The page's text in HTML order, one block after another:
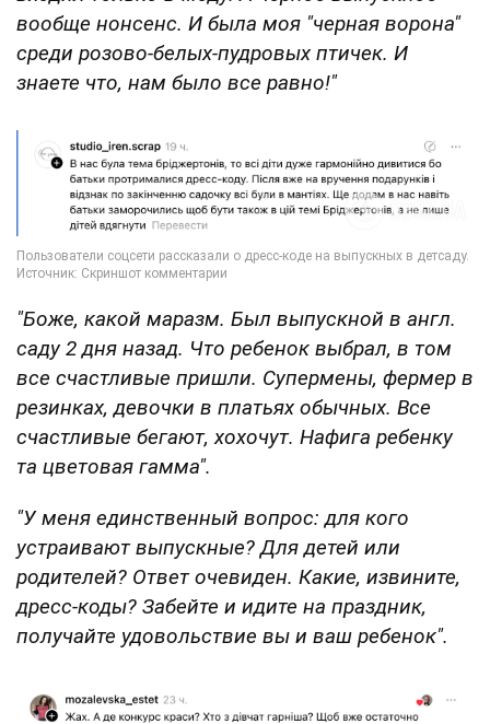
вообще нонсенс. И была моя "черная ворона"
среди розово-белых-пудровых птичек. И
знаете что, нам было все равно!"
"Боже, какой маразм. Был выпускной в англ.
саду 2 дня назад. Что ребенок выбрал, в том
все счастливые пришли. Супермены, фермер в
резинках, девочки в платьях обычных. Все
счастливые бегают, хохочут. Нафига ребенку
та цветовая гамма".
"У меня единственный вопрос: для кого
устраивают выпускные? Для детей или
родителей? Ответ очевиден. Какие, извините,
дресс-коды? Забейте и идите на праздник,
получайте удовольствие вы и ваш ребенок".